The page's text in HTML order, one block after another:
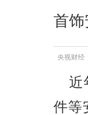
首
央视财经
近
件等